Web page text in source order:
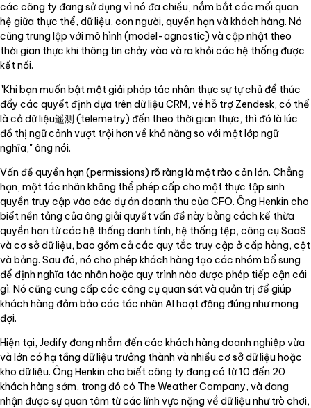
các công ty đang sử dụng vì nó đa chiều, nắm bắt các mối quan
hệ giữa thực thể, dữ liệu, con người, quyền hạn và khách hàng. Nó
cũng trung lập với mô hình (model-agnostic) và cập nhật theo
thời gian thực khi thông tin chảy vào và ra khỏi các hệ thống được
kết nối.
"Khi bạn muốn bật một giải pháp tác nhân thực sự tự chủ để thúc
đẩy các quyết định dựa trên dữ liệu CRM, vé hỗ trợ Zendesk, có thể
là cả dữ liệu遥测 (telemetry) đến theo thời gian thực, thì đó là lúc
đồ thị ngữ cảnh vượt trội hơn về khả năng so với một lớp ngữ
nghĩa," ông nói.
Vấn đề quyền hạn (permissions) rõ ràng là một rào cản lớn. Chẳng
hạn, một tác nhân không thể phép cấp cho một thực tập sinh
quyền truy cập vào các dự án doanh thu của CFO. Ông Henkin cho
biết nền tảng của ông giải quyết vấn đề này bằng cách kế thừa
quyền hạn từ các hệ thống danh tính, hệ thống tệp, công cụ SaaS
và cơ sở dữ liệu, bao gồm cả các quy tắc truy cập ở cấp hàng, cột
và bảng. Sau đó, nó cho phép khách hàng tạo các nhóm bổ sung
để định nghĩa tác nhân hoặc quy trình nào được phép tiếp cận cái
gì. Nó cũng cung cấp các công cụ quan sát và quản trị để giúp
khách hàng đảm bảo các tác nhân AI hoạt động đúng như mong
đợi.
Hiện tại, Jedify đang nhắm đến các khách hàng doanh nghiệp vừa
và lớn có hạ tầng dữ liệu trưởng thành và nhiều cơ sở dữ liệu hoặc
kho dữ liệu. Ông Henkin cho biết công ty đang có từ 10 đến 20
khách hàng sớm, trong đó có The Weather Company, và đang
nhận được sự quan tâm từ các lĩnh vực nặng về dữ liệu như trò chơi,